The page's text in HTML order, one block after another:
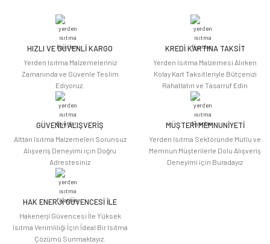
iletebilirsiniz.
Görüş ve önerileriniz için teşekkür ederiz.
Ürün açıklamasında eksik bilgiler bulunuyor.
Ürün bilgilerinde hatalar bulunuyor.
Ürün fiyatı diğer sitelerden daha pahalı.
Bu ürüne benzer farklı alternatifler olmalı.
HIZLI VE GÜVENLİ KARGO
Yerden Isıtma Malzemeleriniz
Zamanında ve Güvenle Teslim
Ediyoruz.
KREDİ KARTINA TAKSİT
Yerden Isıtma Malzemesi Alırken
Kolay Kart Taksitleriyle Bütçenizi
Rahatlatın ve Tasarruf Edin
GÜVENLİ ALIŞVERİŞ
Alttan Isıtma Malzemeleri Sorunsuz
Alışveriş Deneyimi için Doğru
Adrestesiniz
MÜŞTERİ MEMNUNİYETİ
Yerden Isıtma Sektöründe Mutlu ve
Memnun Müşterilerle Dolu Alışveriş
Deneyimi için Buradayız
HAK ENERJİ GÜVENCESİ İLE
Hakenerji Güvencesi İle Yüksek
Isıtma Verimliliği İçin İdeal Bir Isıtma
Çözümü Sunmaktayız.